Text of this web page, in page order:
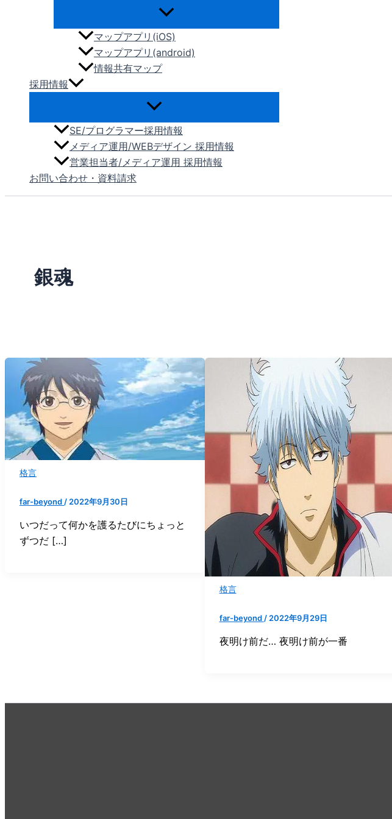
マップアプリ(iOS)
マップアプリ(android)
情報共有マップ
採用情報
SE/プログラマー採用情報
メディア運用/WEBデザイン 採用情報
営業担当者/メディア運用 採用情報
お問い合わせ・資料請求
銀魂
格言
far-beyond/2022年9月30日
いつだって何かを護るたびにちょっと
ずつだ […]
格言
far-beyond/2022年9月29日
夜明け前だ… 夜明け前が一番